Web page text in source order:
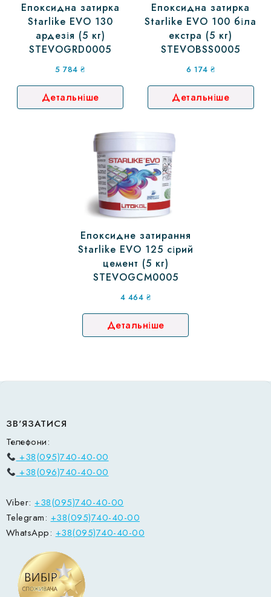
Епоксидна затирка
Starlike EVO 130
ардезія (5 кг)
STEVOGRD0005
5 784₴
Детальніше
Епоксидна затирка
Starlike EVO 100 біла
екстра (5 кг)
STEVOBSS0005
6 174₴
Детальніше
Епоксидне затирання
Starlike EVO 125 сірий
цемент (5 кг)
STEVOGCM0005
4 464 ₴
Детальніше
ЗВ'ЯЗАТИСЯ
Телефони:
+38(095)740-40-00
+38(096)740-40-00
Viber: +38(095)740-40-00
Telegram: +38(095)740-40-00
WhatsApp: +38(095)740-40-00